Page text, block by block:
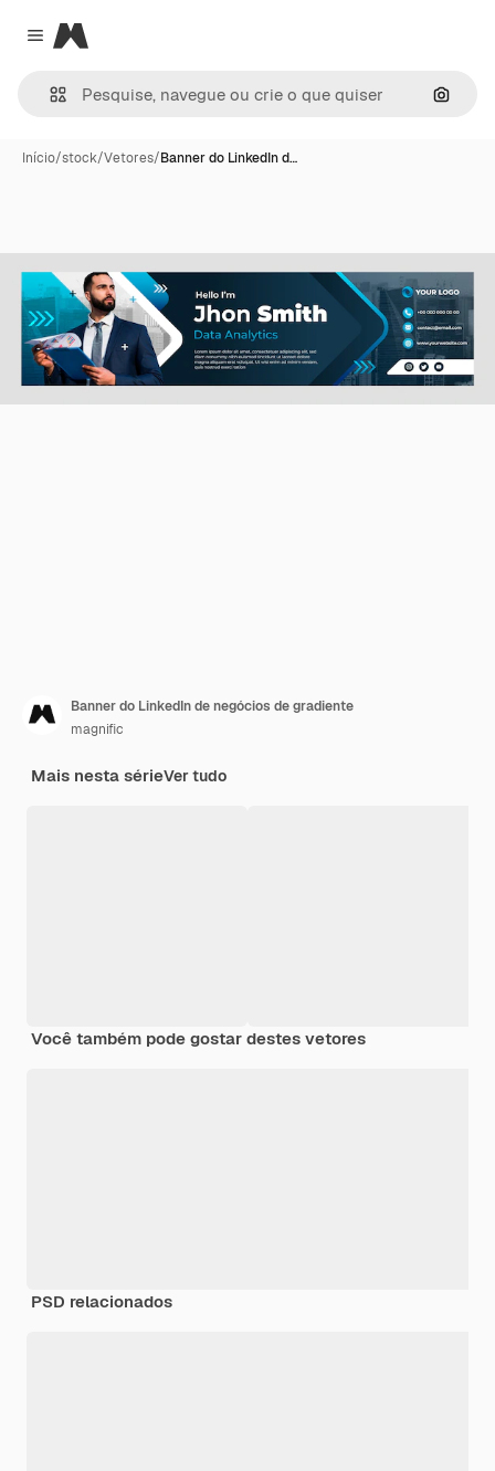
Close menu
Magnific
Início/stock/Vetores/Banner do LinkedIn d…
Banner do LinkedIn de negócios de gradiente
magnific
Mais nesta sérieVer tudo
Você também pode gostar destes vetores
PSD relacionados